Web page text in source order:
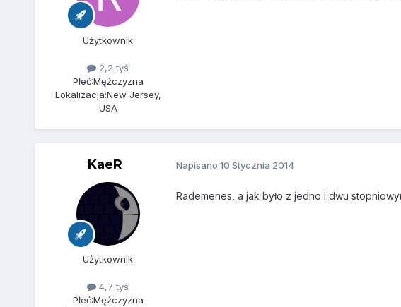
Użytkownik
2,2 tyś
Płeć:Mężczyzna
Lokalizacja:New Jersey,
USA
KaeR
Użytkownik
4,7 tyś
Płeć:Mężczyzna
Napisano 10 Stycznia 2014
Rademenes, a jak było z jedno i dwu